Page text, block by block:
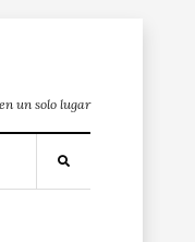
un solo lugar